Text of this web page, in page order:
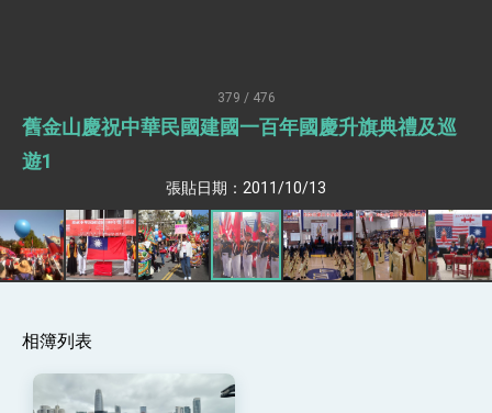
述印太安全局勢，籲深化台印尼半導體供應鏈合
副總統接見美參議員蓋耶哥 強調美國是臺灣重
要合作夥伴
訪問團
外交部長林佳龍接見美國智庫「德國馬歇爾基金
會」訪問團一行，深化跨大西洋戰略夥伴關係
臺美經貿談判獲階段性成果 卓揆期勉爭取時間完
成「臺美對等貿易協定」簽署
外交部長林佳龍主持第35次「參與亞太經濟合作
策略小組」跨部會會議
379 / 476
舊金山慶祝中華民國建國一百年國慶升旗典禮及巡
遊1
張貼日期：2011/10/13
相簿列表